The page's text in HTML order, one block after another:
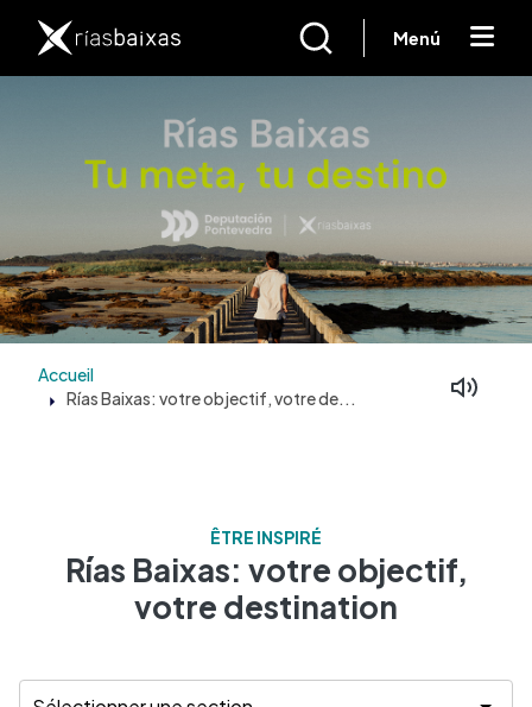
Menú
Accueil
Rías Baixas: votre objectif, votre de...
ÊTRE INSPIRÉ
Rías Baixas: votre objectif,
votre destination